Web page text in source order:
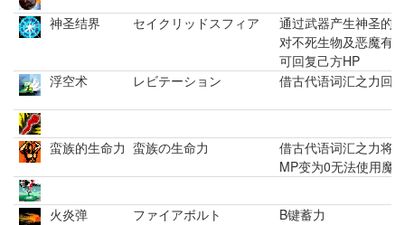
神圣结界 セイクリッドスフィア
通过武器产生神圣的
对不死生物及恶魔有
可回复己方HP
浮空术
レビテーション 借古代语词汇之力回
蛮族的生命力 蛮族の生命力
借古代语词汇之力将
MP变为0无法使用魔
火炎弹 ファイアボルト
B键蓄力